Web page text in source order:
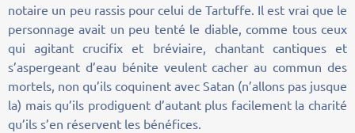
notaire un peu rassis pour celui de Tartuffe. Il est vrai que le
personnage avait un peu tenté le diable, comme tous ceux
qui agitant crucifix et bréviaire, chantant cantiques et
s’aspergeant d’eau bénite veulent cacher au commun des
mortels, non qu’ils coquinent avec Satan (n’allons pas jusque
la) mais qu’ils prodiguent d’autant plus facilement la charité
qu’ils s’en réservent les bénéfices.